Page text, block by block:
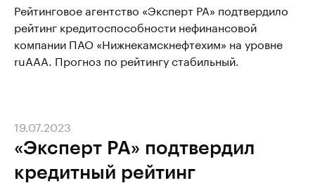
Рейтинговое агентство «Эксперт РА» подтвердило
рейтинг кредитоспособности нефинансовой
компании ПАО «Нижнекамскнефтехим» на уровне
ruAАА. Прогноз по рейтингу стабильный.
«Эксперт РА» подтвердил
кредитный рейтинг
19.07.2023